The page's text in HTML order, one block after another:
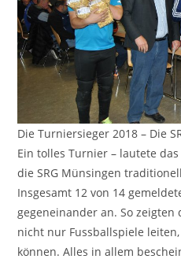
Die Turniersieger 2018 – Die
Ein tolles Turnier – lautete
die SRG Münsingen
Insgesamt 12 von 14
gegeneinander an. So zeigten
nicht nur Fussballspiele
können. Alles in allem